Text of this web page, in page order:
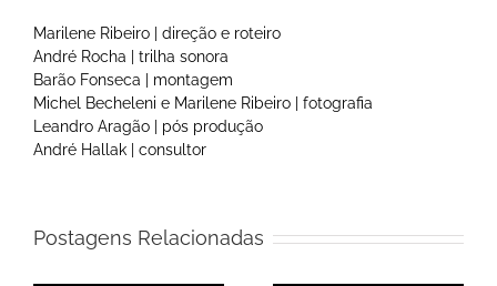
Marilene Ribeiro | direção e roteiro
André Rocha | trilha sonora
Barão Fonseca | montagem
Michel Becheleni e Marilene Ribeiro | fotografia
Leandro Aragão | pós produção
André Hallak | consultor
Postagens Relacionadas